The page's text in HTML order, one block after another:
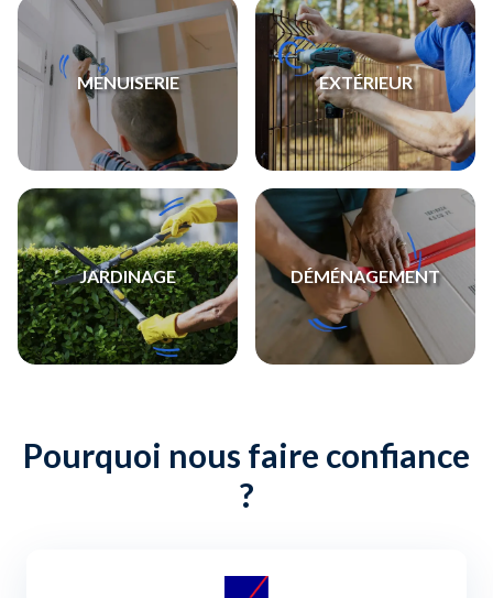
MENUISERIE EXTÉRIEUR
JARDINAGE DÉMÉNAGEMENT
Pourquoi nous faire confiance
?